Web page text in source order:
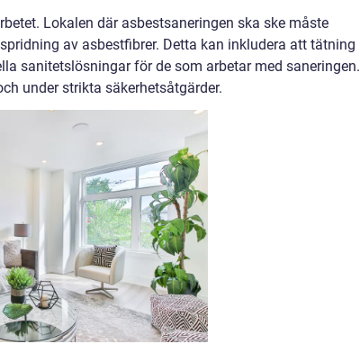
Lokalen där asbestsaneringen ska ske måste
av asbestfibrer. Detta kan inkludera att tätning
sanitetslösningar för de som arbetar med saneringen.
under strikta säkerhetsåtgärder.